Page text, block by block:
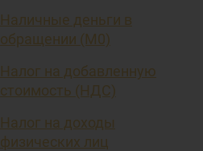
Наличные деньги в
обращении (М0)
Налог на добавленную
стоимость (НДС)
Налог на доходы
физических лиц